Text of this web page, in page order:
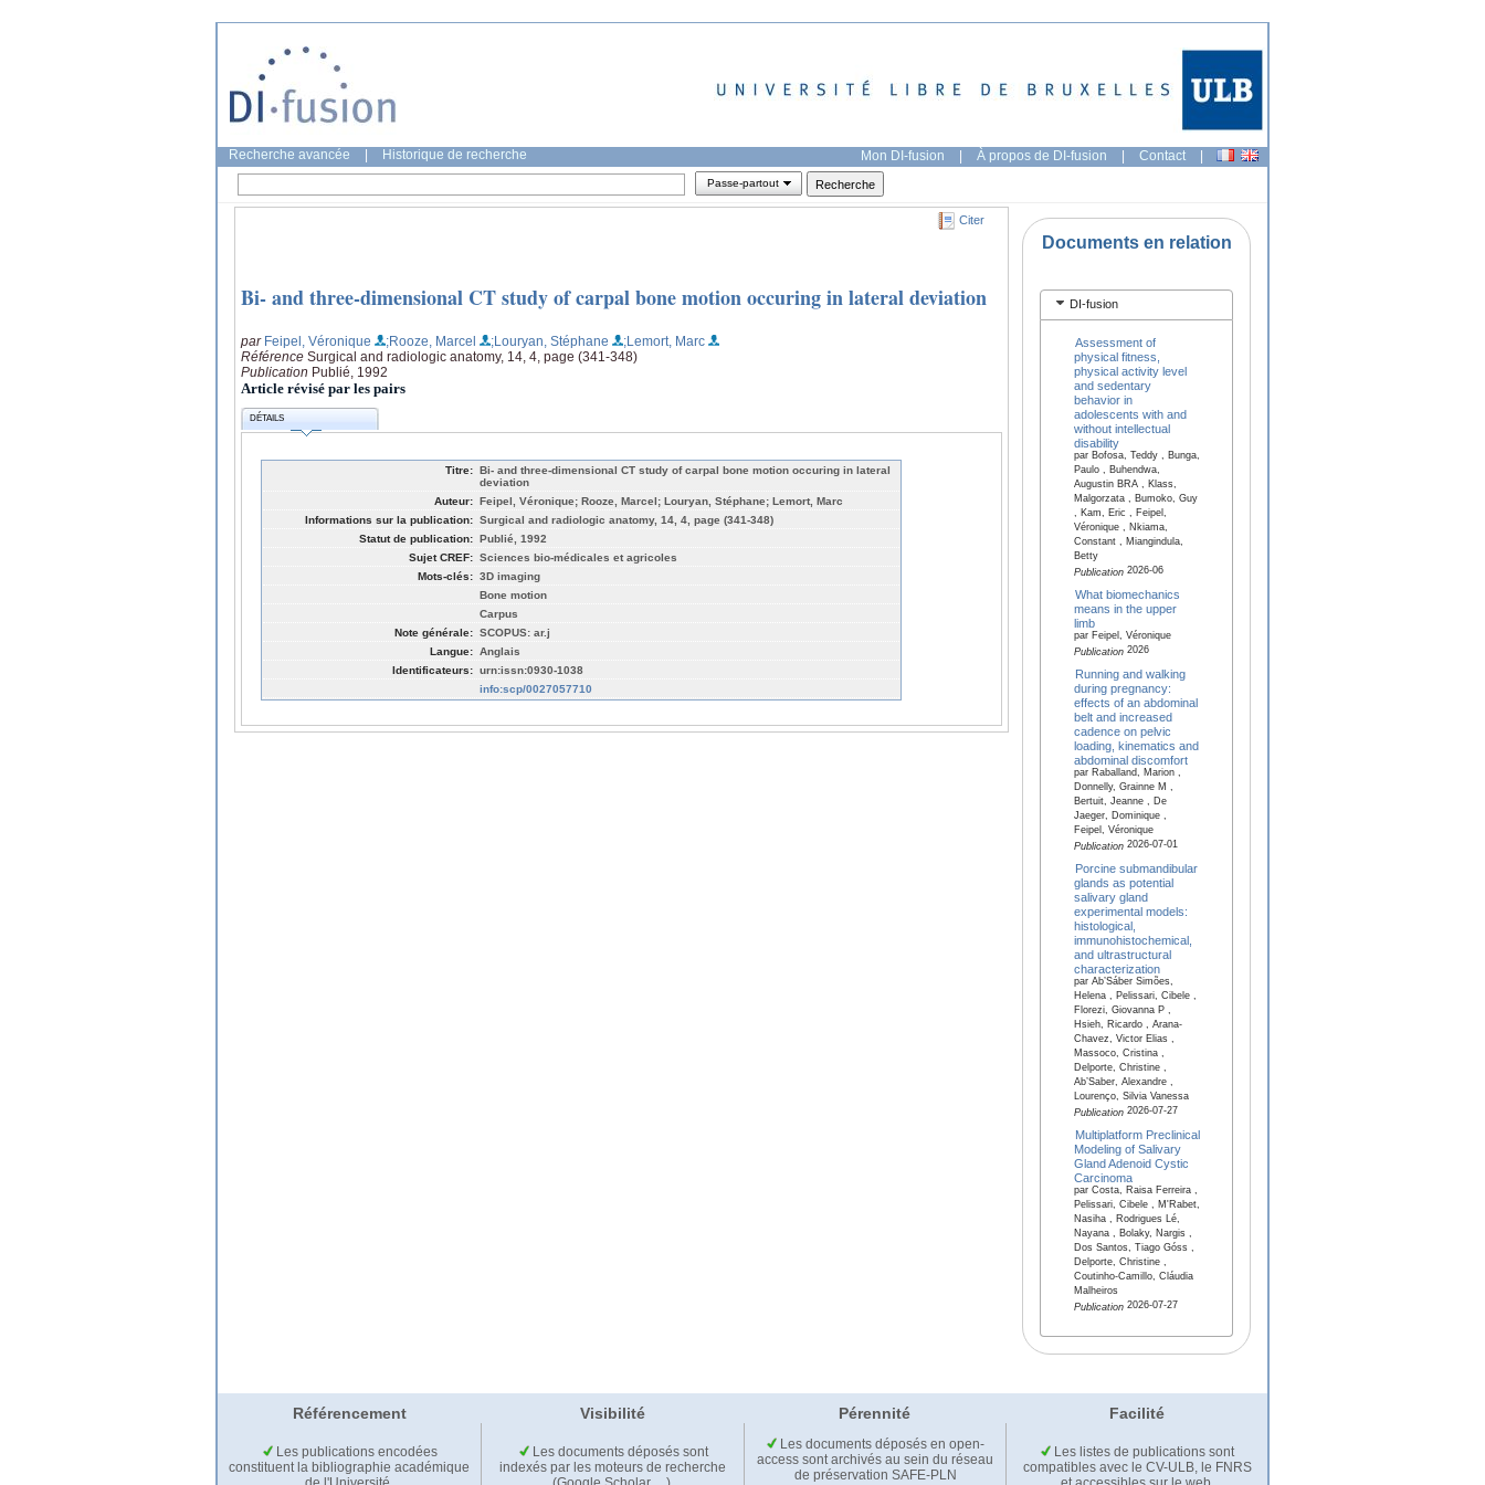
Recherche avancée Historique de recherche Mon DI-fusion | À propos de DI-fusion | Contact |
Passe-partout
Citer
Bi- and three-dimensional CT study of carpal bone motion occuring in lateral deviation
par Feipel, Véronique ;Rooze, Marcel ;Louryan, Stéphane
;Lemort, Marc
Référence Surgical and radiologic anatomy, 14, 4, page (341-348)
Publication Publié, 1992
Article révisé par les pairs
DÉTAILS
Titre: Bi- and three-dimensional CT study of carpal bone motion occuring in lateral
deviation
Auteur: Feipel, Véronique; Rooze, Marcel; Louryan, Stéphane; Lemort, Marc
Informations sur la publication: Surgical and radiologic anatomy, 14, 4, page (341-348)
Statut de publication: Publié, 1992
Sujet CREF: Sciences bio-médicales et agricoles
Mots-clés: 3D imaging
Bone motion
Carpus
Note générale: SCOPUS: ar.j
Langue: Anglais
Identificateurs: urn:issn:0930-1038
info:scp/0027057710
Documents en relation
DI-fusion
Assessment of
physical fitness,
physical activity level
and sedentary
behavior in
adolescents with and
without intellectual
disability
par Bofosa, Teddy , Bunga,
Paulo , Buhendwa,
Augustin BRA , Klass,
Malgorzata , Bumoko, Guy
, Kam, Eric , Feipel,
Véronique , Nkiama,
Constant , Miangindula,
Betty
Publication2026-06
What biomechanics
means in the upper
limb
par Feipel, Véronique
Publication2026
Running and walking
during pregnancy:
effects of an abdominal
belt and increased
cadence on pelvic
loading, kinematics and
abdominal discomfort
par Raballand, Marion ,
Donnelly, Grainne M ,
Bertuit, Jeanne , De
Jaeger, Dominique ,
Feipel, Véronique
Publication2026-07-01
Porcine submandibular
glands as potential
salivary gland
experimental models:
histological,
immunohistochemical,
and ultrastructural
characterization
par Ab’Sáber Simões,
Helena , Pelissari, Cibele ,
Florezi, Giovanna P ,
Hsieh, Ricardo , Arana-
Chavez, Victor Elias ,
Massoco, Cristina ,
Delporte, Christine ,
Ab’Saber, Alexandre ,
Lourenço, Silvia Vanessa
Publication2026-07-27
Multiplatform Preclinical
Modeling of Salivary
Gland Adenoid Cystic
Carcinoma
par Costa, Raisa Ferreira ,
Pelissari, Cibele , M'Rabet,
Nasiha , Rodrigues Lé,
Nayana , Bolaky, Nargis ,
Dos Santos, Tiago Góss ,
Delporte, Christine ,
Coutinho-Camillo, Cláudia
Malheiros
Publication2026-07-27
Référencement Visibilité Pérennité Facilité
Les publications encodées
constituent la bibliographie académique
Les documents déposés sont
indexés par les moteurs de recherche
Les documents déposés en open-
access sont archivés au sein du réseau
de préservation SAFE-PLN
Les listes de publications sont
compatibles avec le CV-ULB, le FNRS